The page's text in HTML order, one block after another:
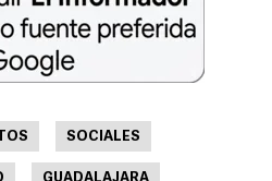
SOCIALES
GUADALAJARA